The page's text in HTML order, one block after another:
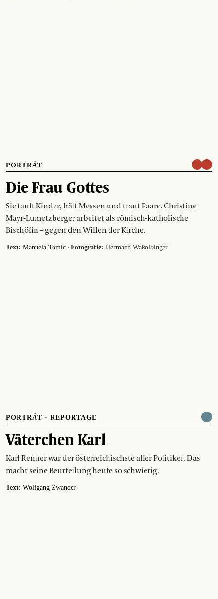
PORTRÄT
Die Frau Gottes
Sie tauft Kinder, hält Messen und traut Paare. Christine
Mayr-­Lumetzberger arbeitet als römisch-katholische
Bischöfin – gegen den Willen der Kirche.
Text: Manuela Tomic · Fotografie: Hermann Wakolbinger
PORTRÄT · REPORTAGE
Väterchen Karl
Karl Renner war der österreichischste aller Politiker. Das
macht seine Beurteilung heute so schwierig.
Text: Wolfgang Zwander